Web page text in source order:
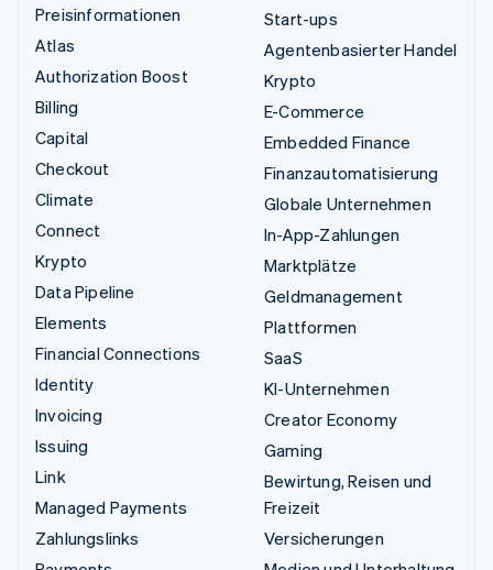
Preisinformationen
Atlas
Authorization Boost
Billing
Capital
Checkout
Climate
Connect
Krypto
Data Pipeline
Elements
Financial Connections
Identity
Invoicing
Issuing
Link
Managed Payments
Zahlungslinks
Start-ups
Agentenbasierter Handel
Krypto
E-Commerce
Embedded Finance
Finanzautomatisierung
Globale Unternehmen
In-App-Zahlungen
Marktplätze
Geldmanagement
Plattformen
SaaS
KI-Unternehmen
Creator Economy
Gaming
Bewirtung, Reisen und
Freizeit
Versicherungen